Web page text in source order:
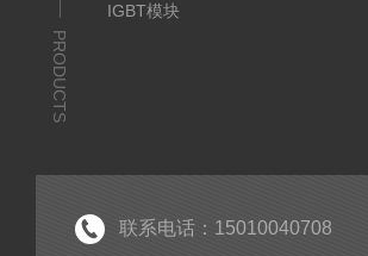
PRODUCTS
IGBT模块
联系电话：15010040708